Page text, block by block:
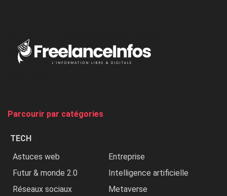
Nigeria,
Parcourir par catégories
TECH
Astuces web
Entreprise
Futur & monde 2.0
Intelligence artificielle
Réseaux sociaux
Metaverse